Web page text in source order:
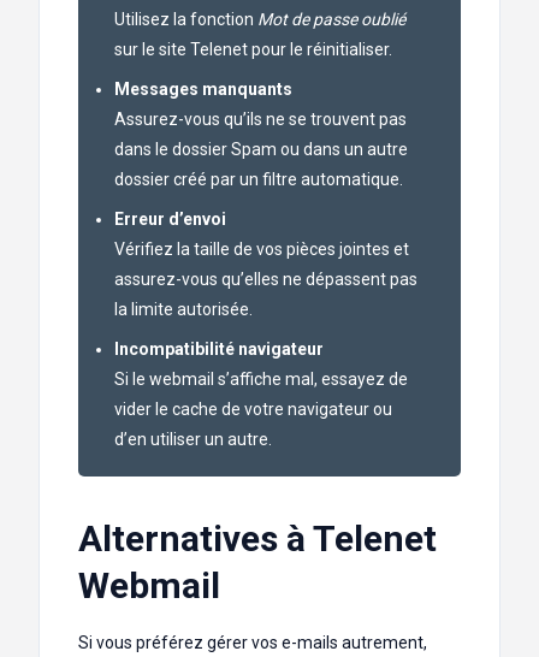
Utilisez la fonction Mot de passe oublié
sur le site Telenet pour le réinitialiser.
Messages manquants
Assurez-vous qu’ils ne se trouvent pas
dans le dossier Spam ou dans un autre
dossier créé par un filtre automatique.
Erreur d’envoi
Vérifiez la taille de vos pièces jointes et
assurez-vous qu’elles ne dépassent pas
la limite autorisée.
Incompatibilité navigateur
Si le webmail s’affiche mal, essayez de
vider le cache de votre navigateur ou
d’en utiliser un autre.
Alternatives à Telenet
Webmail
Si vous préférez gérer vos e-mails autrement,